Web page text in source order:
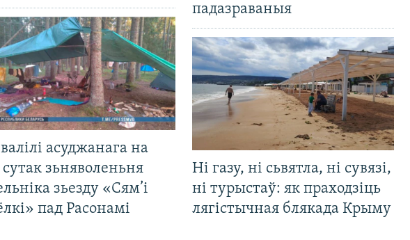
асуджанага на
зьняволеньня
зьезду «Сям’і
пад Расонамі
падазраваныя
Ні газу, ні сьвятла, ні сувязі,
ні турыстаў: як праходзіць
лягістычная блякада Крыму